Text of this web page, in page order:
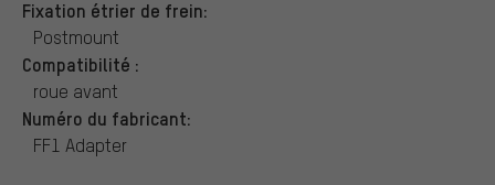
Fixation étrier de frein:
Postmount
Compatibilité :
roue avant
Numéro du fabricant:
FF1 Adapter